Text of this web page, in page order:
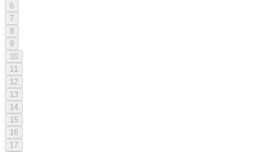
6
7
8
9
10
11
12
13
14
15
16
17